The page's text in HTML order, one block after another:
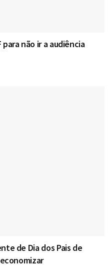
não ir a audiência
de Dia dos Pais de